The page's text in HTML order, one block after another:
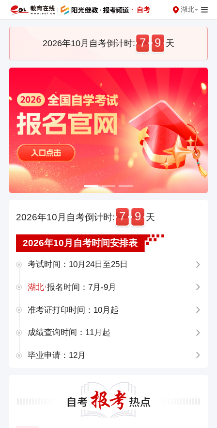
· 自考 湖北
2026年10月自考倒计时: 7 9 天
2026年10月自考倒计时: 7 9 天
2026年10月自考时间安排表
考试时间：10月24日至25日
湖北·报名时间：7月-9月
准考证打印时间：10月起
成绩查询时间：11月起
毕业申请：12月